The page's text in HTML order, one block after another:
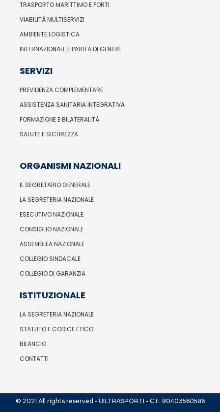
TRASPORTO MARITTIMO E PORTI
VIABILITÀ MULTISERVIZI
AMBIENTE LOGISTICA
INTERNAZIONALE E PARITÀ DI GENERE
SERVIZI
PREVIDENZA COMPLEMENTARE
ASSISTENZA SANITARIA INTEGRATIVA
FORMAZIONE E BILATERALITÀ
SALUTE E SICUREZZA
ORGANISMI NAZIONALI
IL SEGRETARIO GENERALE
LA SEGRETERIA NAZIONALE
ESECUTIVO NAZIONALE
CONSIGLIO NAZIONALE
ASSEMBLEA NAZIONALE
COLLEGIO SINDACALE
COLLEGIO DI GARANZIA
ISTITUZIONALE
LA SEGRETERIA NAZIONALE
STATUTO E CODICE ETICO
BILANCIO
CONTATTI
© 2021 All rights reserved - UILTRASPORTI - C.F. 80403560586